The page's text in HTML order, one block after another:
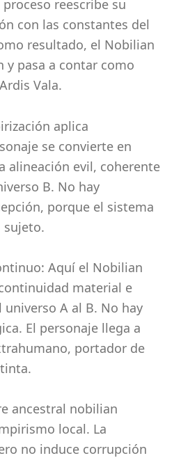
reescribe su
con las constantes del
resultado, el Nobilian
y pasa a contar como
Vala.
aplica
se convierte en
alineación evil, coherente
B. No hay
porque el sistema
sujeto.
Aquí el Nobilian
material e
A al B. No hay
El personaje llega a
portador de
ancestral nobilian
local. La
no induce corrupción